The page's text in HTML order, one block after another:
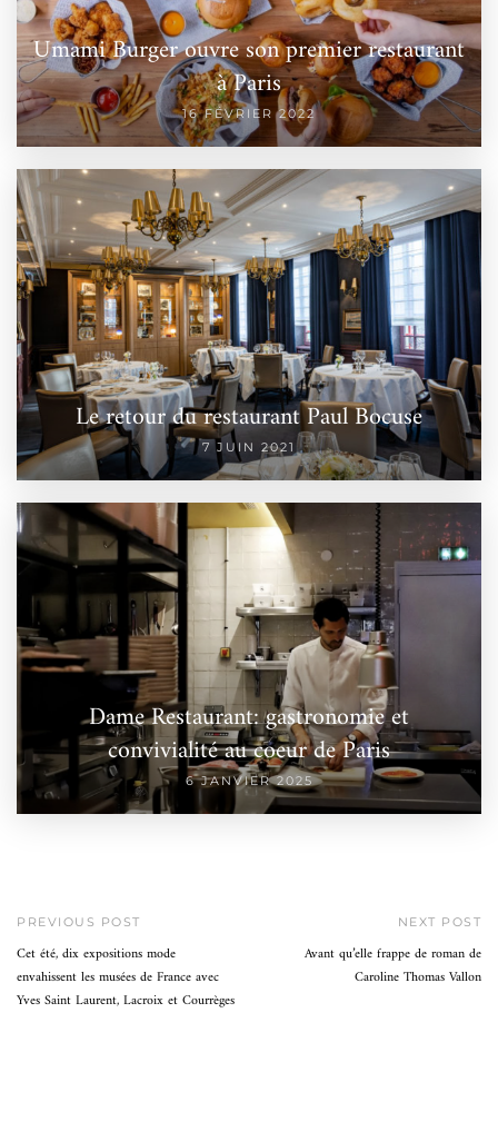
Umami Burger ouvre son premier restaurant
à Paris
16 FÉVRIER 2022
Le retour du restaurant Paul Bocuse
7 JUIN 2021
Dame Restaurant: gastronomie et
convivialité au coeur de Paris
6 JANVIER 2025
PREVIOUS POST
Cet été, dix expositions mode
envahissent les musées de France avec
Yves Saint Laurent, Lacroix et Courrèges
NEXT POST
Avant qu’elle frappe de roman de
Caroline Thomas Vallon